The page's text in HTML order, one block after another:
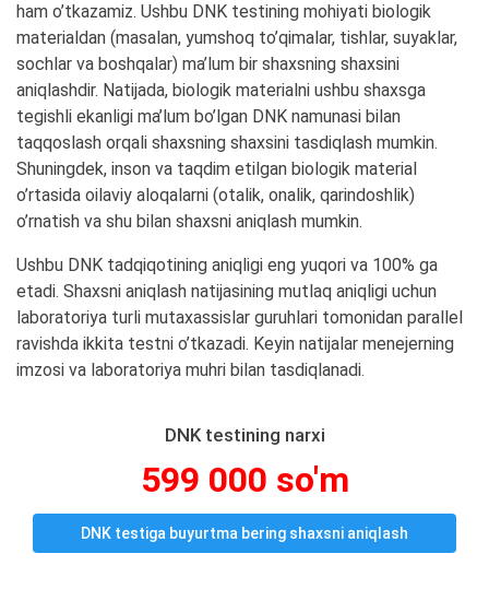
ham o’tkazamiz. Ushbu DNK testining mohiyati biologik
materialdan (masalan, yumshoq to’qimalar, tishlar, suyaklar,
sochlar va boshqalar) ma’lum bir shaxsning shaxsini
aniqlashdir. Natijada, biologik materialni ushbu shaxsga
tegishli ekanligi ma’lum bo’lgan DNK namunasi bilan
taqqoslash orqali shaxsning shaxsini tasdiqlash mumkin.
Shuningdek, inson va taqdim etilgan biologik material
o’rtasida oilaviy aloqalarni (otalik, onalik, qarindoshlik)
o’rnatish va shu bilan shaxsni aniqlash mumkin.
Ushbu DNK tadqiqotining aniqligi eng yuqori va 100% ga
etadi. Shaxsni aniqlash natijasining mutlaq aniqligi uchun
laboratoriya turli mutaxassislar guruhlari tomonidan parallel
ravishda ikkita testni o’tkazadi. Keyin natijalar menejerning
imzosi va laboratoriya muhri bilan tasdiqlanadi.
DNK testining narxi
599 000 so'm
DNK testiga buyurtma bering shaxsni aniqlash